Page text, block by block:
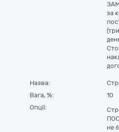
за
Назва:
Вага, %:
10
Опції:
не